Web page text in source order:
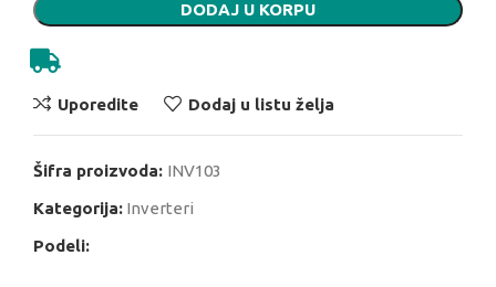
DODAJ U KORPU
Uporedite Dodaj u listu želja
Šifra proizvoda: INV103
Kategorija: Inverteri
Podeli: